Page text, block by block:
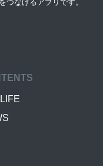
つなげるアプリです。